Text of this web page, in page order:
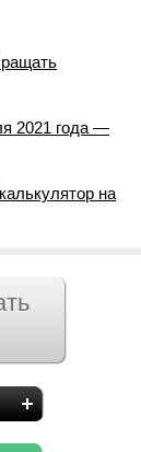
2021 года —
на